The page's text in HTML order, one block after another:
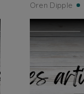
Oren Dipple